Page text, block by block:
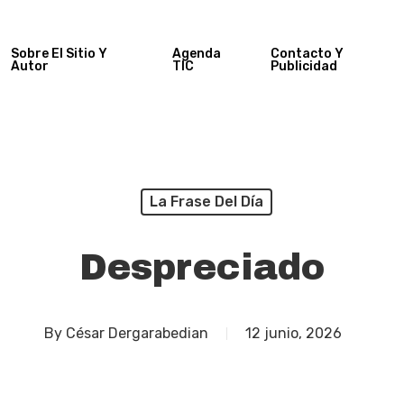
Sobre El Sitio Y
Autor
Agenda
TIC
Contacto Y
Publicidad
La Frase Del Día
Despreciado
By César Dergarabedian 12 junio, 2026